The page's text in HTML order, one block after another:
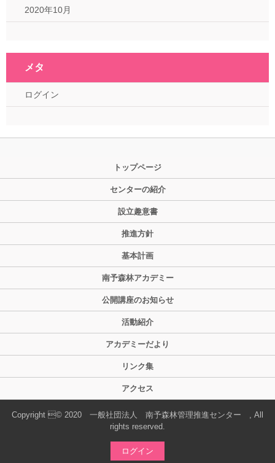
2020年10月
メタ
ログイン
トップページ
センターの紹介
設立趣意書
推進方針
基本計画
南予森林アカデミー
公開講座のお知らせ
活動紹介
アカデミーだより
リンク集
アクセス
Copyright © 2020 一般社団法人 南予森林管理推進センター , All
rights reserved.
ログイン